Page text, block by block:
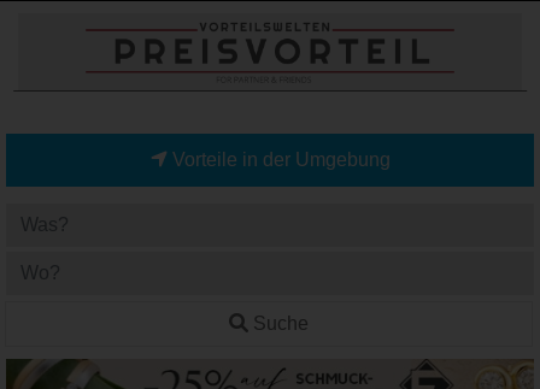
Vorteile in der Umgebung
Suche